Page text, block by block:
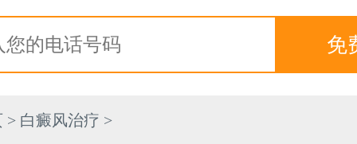
> 白癜风治疗 >